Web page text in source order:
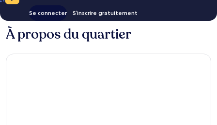
Se connecter S’inscrire gratuitement
À propos du quartier